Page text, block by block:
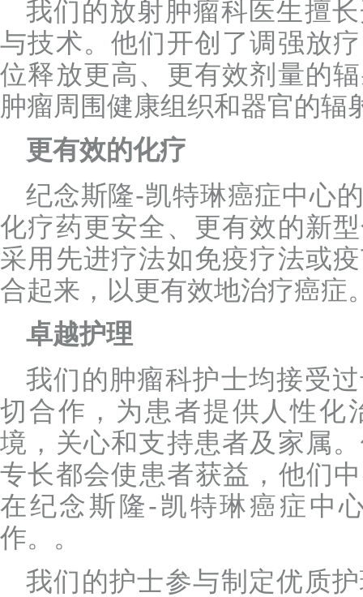
我们的放射肿瘤科医生擅
与技术。他们开创了调强放
位释放更高、更有效剂量的
肿瘤周围健康组织和器官的辐
更有效的化疗
纪念斯隆-凯特琳癌症中心
化疗药更安全、更有效的新
采用先进疗法如免疫疗法或
合起来，以更有效地治疗癌症
卓越护理
我们的肿瘤科护士均接受
切合作，为患者提供人性化
境，关心和支持患者及家属
专长都会使患者获益，他们
在纪念斯隆-凯特琳癌症中
作。。
我们的护士参与制定优质